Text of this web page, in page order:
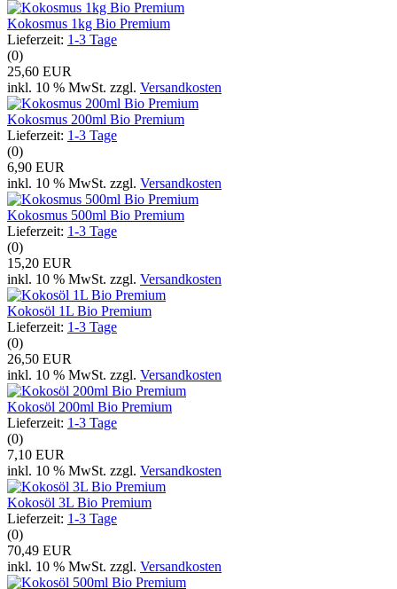
Kokosmus 1kg Bio Premium
Lieferzeit: 1-3 Tage
(0)
25,60 EUR
inkl. 10 % MwSt. zzgl. Versandkosten
Kokosmus 200ml Bio Premium
Lieferzeit: 1-3 Tage
(0)
6,90 EUR
inkl. 10 % MwSt. zzgl. Versandkosten
Kokosmus 500ml Bio Premium
Lieferzeit: 1-3 Tage
(0)
15,20 EUR
inkl. 10 % MwSt. zzgl. Versandkosten
Kokosöl 1L Bio Premium
Lieferzeit: 1-3 Tage
(0)
26,50 EUR
inkl. 10 % MwSt. zzgl. Versandkosten
Kokosöl 200ml Bio Premium
Lieferzeit: 1-3 Tage
(0)
7,10 EUR
inkl. 10 % MwSt. zzgl. Versandkosten
Kokosöl 3L Bio Premium
Lieferzeit: 1-3 Tage
(0)
70,49 EUR
inkl. 10 % MwSt. zzgl. Versandkosten